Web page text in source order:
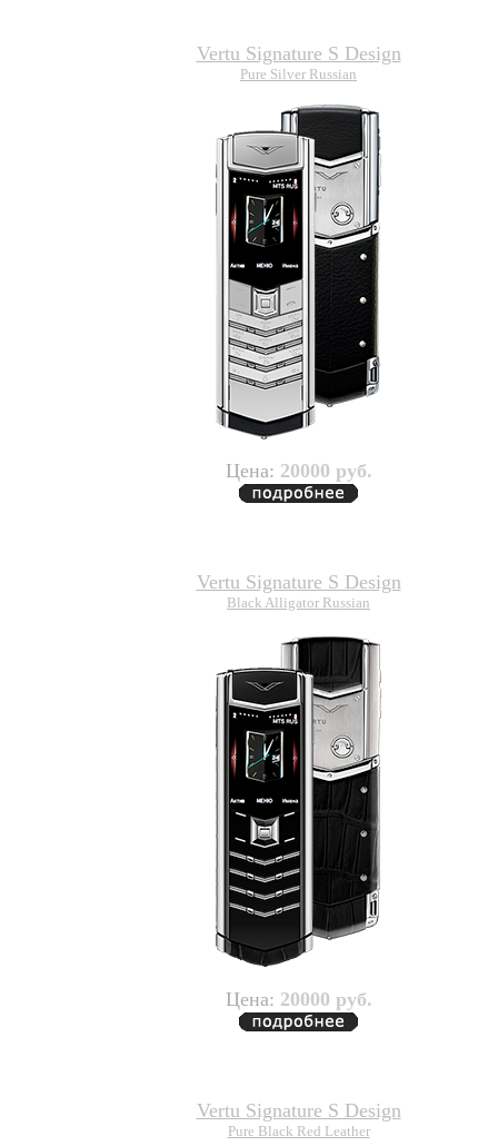
Vertu Signature S Design
Pure Silver Russian
Цена: 20000 руб.
Vertu Signature S Design
Black Alligator Russian
Цена: 20000 руб.
Vertu Signature S Design
Pure Black Red Leather